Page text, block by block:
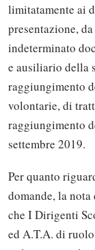
limitatamente ai
presentazione,
indeterminato
e ausiliario della
raggiungimento
volontarie, di
raggiungimento
settembre 2019.
Per quanto
domande, la
che I Dirigenti
ed A.T.A. di